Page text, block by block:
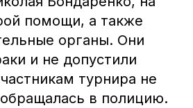
помощи, а также
органы. Они
и не допустили
турнира не
в полицию.